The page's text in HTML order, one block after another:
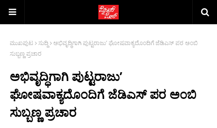
ಮುಖಪುಟ ಸುದ್ದಿ
ಅಭಿವೃದ್ಧಿಗಾಗಿ ಪುಟ್ಟರಾಜು’ ಘೋಷವಾಕ್ಯದೊಂದಿಗೆ ಜೆಡಿಎಸ್ ಪರ ಅಂಬಿ
ಸುಬ್ಬಣ್ಣ ಪ್ರಚಾರ
ಅಭಿವೃದ್ಧಿಗಾಗಿ ಪುಟ್ಟರಾಜು’
ಘೋಷವಾಕ್ಯದೊಂದಿಗೆ ಜೆಡಿಎಸ್ ಪರ ಅಂಬಿ
ಸುಬ್ಬಣ್ಣ ಪ್ರಚಾರ